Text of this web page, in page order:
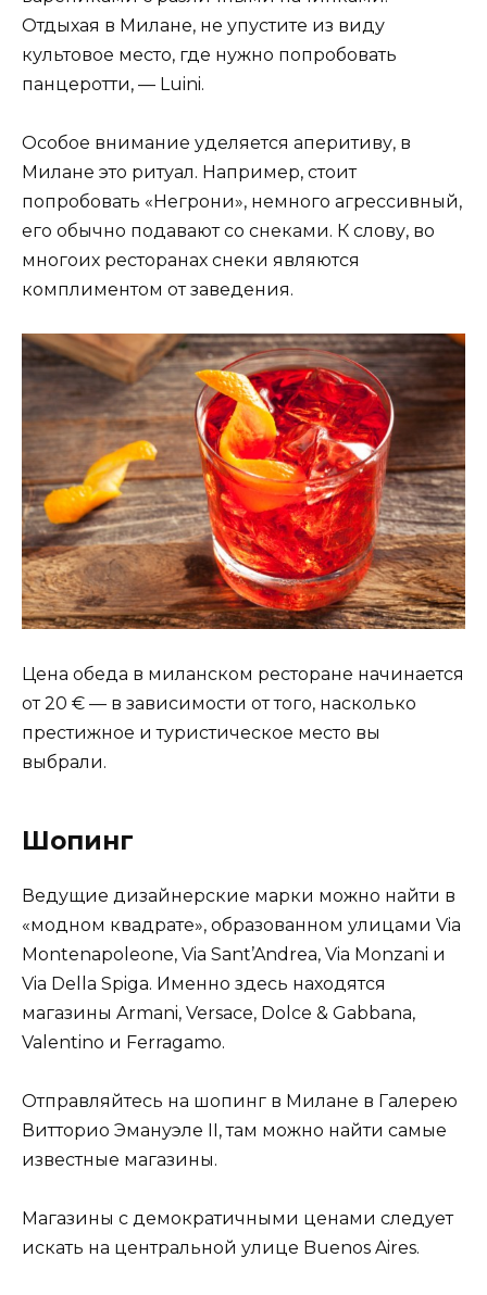
Отдыхая в Милане, не упустите из виду
культовое место, где нужно попробовать
панцеротти, — Luini.
Особое внимание уделяется аперитиву, в
Милане это ритуал. Например, стоит
попробовать «Негрони», немного агрессивный,
его обычно подавают со снеками. К слову, во
многоих ресторанах снеки являются
комплиментом от заведения.
Цена обеда в миланском ресторане начинается
от 20 € — в зависимости от того, насколько
престижное и туристическое место вы
выбрали.
Шопинг
Ведущие дизайнерские марки можно найти в
«модном квадрате», образованном улицами Via
Montenapoleone, Via Sant’Andrea, Via Monzani и
Via Della Spiga. Именно здесь находятся
магазины Armani, Versace, Dolce & Gabbana,
Valentino и Ferragamo.
Отправляйтесь на шопинг в Милане в Галерею
Витторио Эмануэле II, там можно найти самые
известные магазины.
Магазины с демократичными ценами следует
искать на центральной улице Buenos Aires.